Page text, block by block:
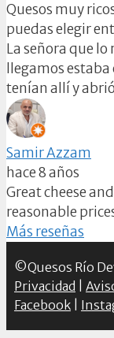
Quesos muy
puedas elegir
La señora que
llegamos
tenían allí y
Samir Azzam
hace 8 años
Great cheese
reasonable
Más reseñas
©Quesos Río
Privacidad
Facebook